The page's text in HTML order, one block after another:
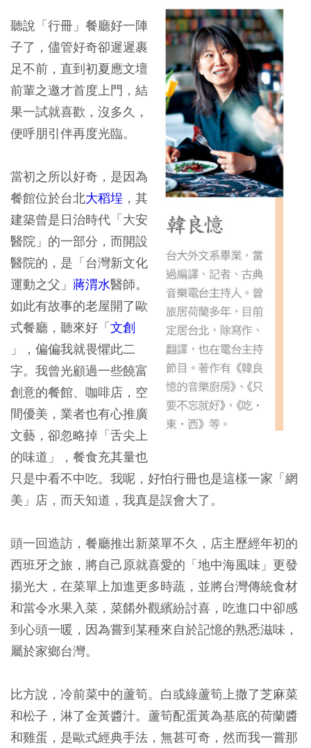
聽說「行冊」餐廳好一陣
子了，儘管好奇卻遲遲裹
足不前，直到初夏應文壇
前輩之邀才首度上門，結
果一試就喜歡，沒多久，
便呼朋引伴再度光臨。
當初之所以好奇，是因為
餐館位於台北大稻埕 ，其
建築曾是日治時代「大安
醫院」的一部分，而開設
醫院的，是「台灣新文化
運動之父」 蔣渭水醫師。
如此有故事的老屋開了歐
式餐廳，聽來好「文創
」，偏偏我就畏懼此二
字。我曾光顧過一些饒富
創意的餐館、咖啡店，空
間優美，業者也有心推廣
文藝，卻忽略掉「舌尖上
的味道」，餐食充其量也
只是中看不中吃。我呢，好怕行冊也是這樣一家「網
美」店，而天知道，我真是誤會大了。
頭一回造訪，餐廳推出新菜單不久，店主歷經年初的
西班牙之旅，將自己原就喜愛的「地中海風味」更發
揚光大，在菜單上加進更多時蔬，並將台灣傳統食材
和當令水果入菜，菜餚外觀繽紛討喜，吃進口中卻感
到心頭一暖，因為嘗到某種來自於記憶的熟悉滋味，
屬於家鄉台灣。
比方說，冷前菜中的蘆筍。白或綠蘆筍上撒了芝麻菜
和松子，淋了金黃醬汁。蘆筍配蛋黃為基底的荷蘭醬
和雞蛋，是歐式經典手法，無甚可奇，然而我一嘗那